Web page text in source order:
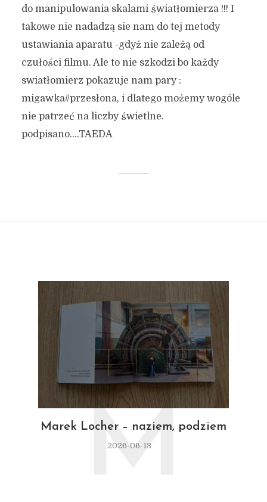
do manipulowania skalami światłomierza !!! I
takowe nie nadadzą sie nam do tej metody
ustawiania aparatu -gdyż nie zależą od
czułości filmu. Ale to nie szkodzi bo każdy
swiatłomierz pokazuje nam pary :
migawka//przesłona, i dlatego możemy wogóle
nie patrzeć na liczby świetlne.
podpisano….TAEDA
Marek Locher – naziem, podziem
2026-06-13
M